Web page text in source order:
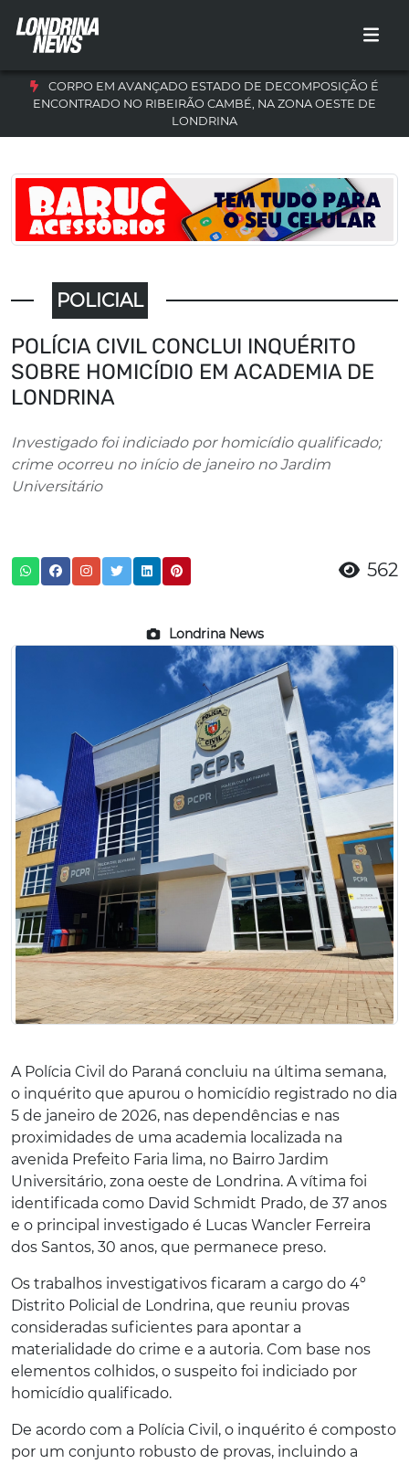
CORPO EM AVANÇADO ESTADO DE DECOMPOSIÇÃO É
ENCONTRADO NO RIBEIRÃO CAMBÉ, NA ZONA OESTE DE
LONDRINA
POLICIAL
POLÍCIA CIVIL CONCLUI INQUÉRITO
SOBRE HOMICÍDIO EM ACADEMIA DE
LONDRINA
Investigado foi indiciado por homicídio qualificado;
crime ocorreu no início de janeiro no Jardim
Universitário
562
Londrina News
A Polícia Civil do Paraná concluiu na última semana,
o inquérito que apurou o homicídio registrado no dia
5 de janeiro de 2026, nas dependências e nas
proximidades de uma academia localizada na
avenida Prefeito Faria lima, no Bairro Jardim
Universitário, zona oeste de Londrina. A vítima foi
identificada como David Schmidt Prado, de 37 anos
e o principal investigado é Lucas Wancler Ferreira
dos Santos, 30 anos, que permanece preso.
Os trabalhos investigativos ficaram a cargo do 4º
Distrito Policial de Londrina, que reuniu provas
consideradas suficientes para apontar a
materialidade do crime e a autoria. Com base nos
elementos colhidos, o suspeito foi indiciado por
homicídio qualificado.
De acordo com a Polícia Civil, o inquérito é composto
por um conjunto robusto de provas, incluindo a